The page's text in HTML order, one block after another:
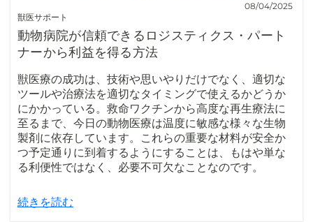
獣医サポート
08/04/2025
動物病院が信頼できるロジスティクス・パート
ナーから利益を得る方法
獣医療の成功は、技術や思いやりだけでなく、適切な
ツールや治療法を適切なタイミングで使えるかどうか
にかかっている。救命ワクチンから高度な再生療法に
至るまで、今日の動物医療は温度に敏感な様々な生物
製剤に依存しています。これらの重要な材料が安全か
つ予定通りに到着するようにすることは、もはや単な
る利便性ではなく、必要不可欠なことなのです。
続きを読む